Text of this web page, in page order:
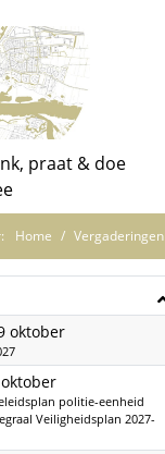
praat & doe
Home Vergaderingen
oktober2026
2026
politie-eenheid
Veiligheidsplan 2027-